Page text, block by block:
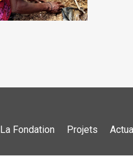
La Fondation Projets